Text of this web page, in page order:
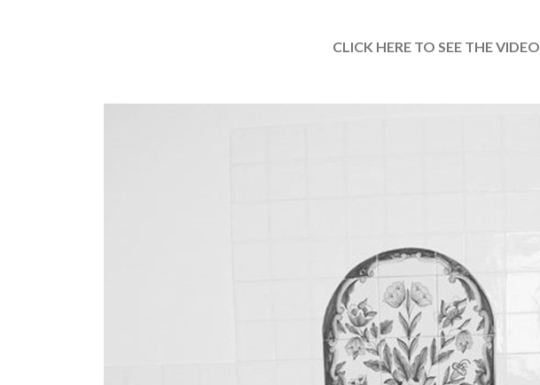
CLICK HERE TO SEE THE VIDEO